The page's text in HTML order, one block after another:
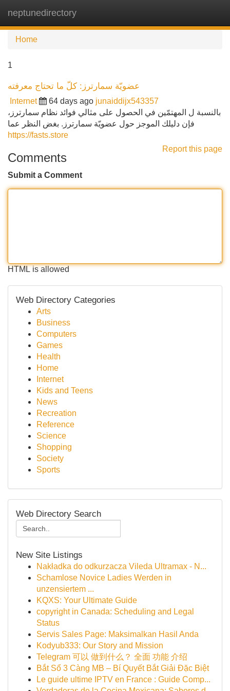
neptunedirectory
Home
1
عضويّة سمارترز: كلّ ما تحتاج معرفته
Internet 64 days ago junaiddijx543357
بالنسبة ل المهتمّين في الحصول على مثالي فوائد نظام سمارترز،
فإن دليلك الموجز حول عضويّة سمارترز. بغض النظر عما
https://fasts.store
Report this page
Comments
Submit a Comment
HTML is allowed
Web Directory Categories
Arts
Business
Computers
Games
Health
Home
Internet
Kids and Teens
News
Recreation
Reference
Science
Shopping
Society
Sports
Web Directory Search
New Site Listings
Nakładka do odkurzacza Vileda Ultramax - N...
Schamlose Novice Ladies Werden in
unzensiertem ...
KQXS: Your Ultimate Guide
copyright in Canada: Scheduling and Legal
Status
Servis Sales Page: Maksimalkan Hasil Anda
Kodyub333: Our Story and Mission
Telegram 可以 做到什么？ 全面 功能 介绍
Bắt Sổ 3 Càng MB – Bí Quyết Bắt Giải Đặc Biệt
Le guide ultime IPTV en France : Guide Comp...